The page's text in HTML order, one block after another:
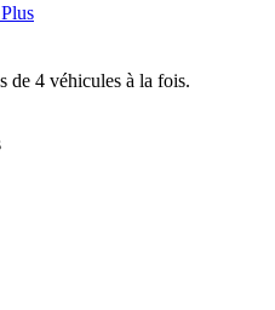
de 4 véhicules à la fois.